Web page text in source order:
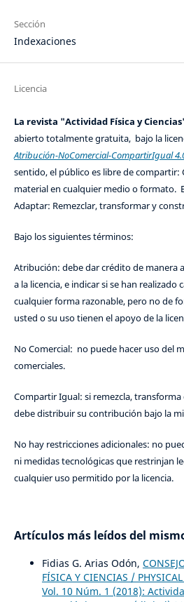
Sección
Indexaciones
Licencia
La revista "Actividad Física y
abierto totalmente gratuita, bajo la
Atribución-NoComercial-CompartirIgual
sentido, el público es libre de compartir:
material en cualquier medio o formato.
Adaptar: Remezclar, transformar y
Bajo los siguientes términos:
Atribución: debe dar crédito de manera
a la licencia, e indicar si se han realizado
cualquier forma razonable, pero no de
usted o su uso tienen el apoyo de la
No Comercial: no puede hacer uso del
comerciales.
Compartir Igual: si remezcla,
debe distribuir su contribución bajo la
No hay restricciones adicionales: no
ni medidas tecnológicas que restrinjan
cualquier uso permitido por la licencia.
Artículos más leídos del
Fidias G. Arias Odón,
FÍSICA Y CIENCIAS /
Vol. 10 Núm. 1 (2018):